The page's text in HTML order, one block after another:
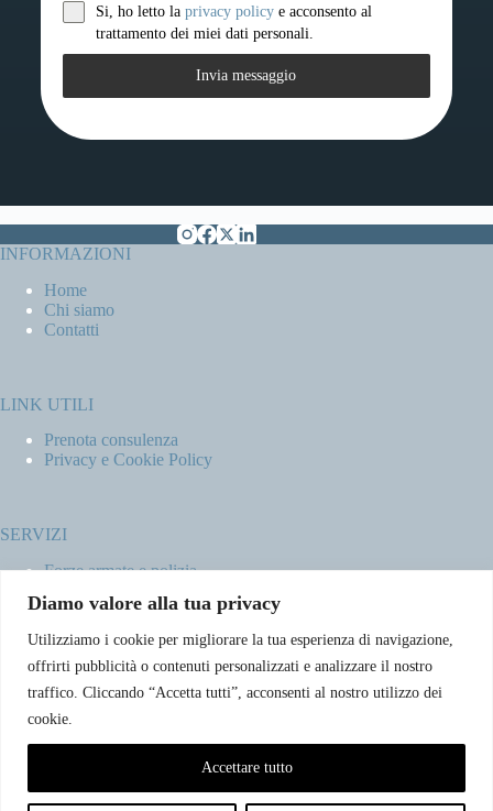
Diamo valore alla tua privacy
Utilizziamo i cookie per migliorare la tua esperienza di navigazione,
offrirti pubblicità o contenuti personalizzati e analizzare il nostro
traffico. Cliccando “Accetta tutti”, acconsenti al nostro utilizzo dei
cookie.
Accettare tutto
Si, ho letto la privacy policye acconsento al
trattamento dei miei dati personali.
Invia messaggio
INFORMAZIONI
Home
Chi siamo
Contatti
LINK UTILI
Prenota consulenza
Privacy e Cookie Policy
SERVIZI
Forze armate e polizia
Concorsi pubblici
Pubblico impiego
Contratti con la pubblica amministrazione
Vittime del dovere ed equiparati
CONTATTI
Telefono: +39 380.7996298